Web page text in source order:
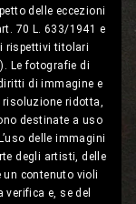
delle eccezioni
70 L. 633/1941 e
rispettivi titolari
Le fotografie di
di immagine e
ridotta,
destinate a uso
delle immagini
degli artisti, delle
contenuto violi
e, se del